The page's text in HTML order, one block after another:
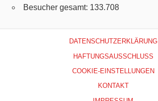
Besucher gesamt: 133.708
DATENSCHUTZERKLÄRUNG
HAFTUNGSAUSSCHLUSS
COOKIE-EINSTELLUNGEN
KONTAKT